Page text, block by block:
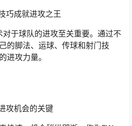
巧成就进攻之王
于球队的进攻至关重要。通过不
的脚法、运球、传球和射门技
进攻力量。
攻机会的关键